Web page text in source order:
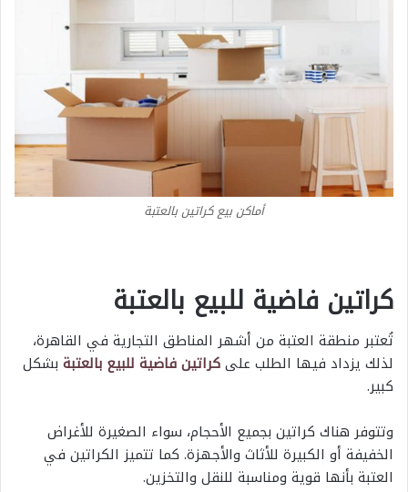
أماكن بيع كراتين بالعتبة
كراتين فاضية للبيع بالعتبة
تُعتبر منطقة العتبة من أشهر المناطق التجارية في القاهرة،
لذلك يزداد فيها الطلب علىكراتين فاضية للبيع بالعتبة بشكل
كبير.
وتتوفر هناك كراتين بجميع الأحجام، سواء الصغيرة للأغراض
الخفيفة أو الكبيرة للأثاث والأجهزة. كما تتميز الكراتين في
العتبة بأنها قوية ومناسبة للنقل والتخزين.